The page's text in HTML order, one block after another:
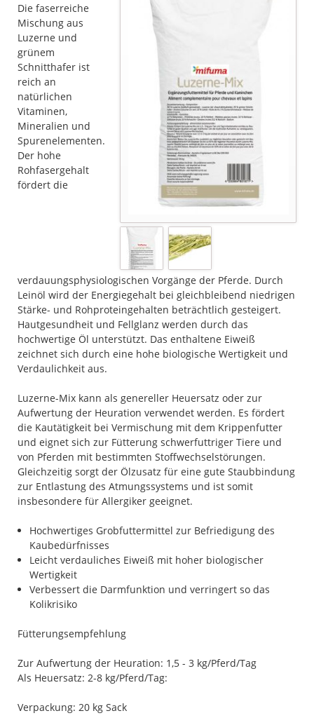
Die faserreiche
Mischung aus
Luzerne und
grünem
Schnitthafer ist
reich an
natürlichen
Vitaminen,
Mineralien und
Spurenelementen.
Der hohe
Rohfasergehalt
fördert die
verdauungsphysiologischen Vorgänge der Pferde. Durch
Leinöl wird der Energiegehalt bei gleichbleibend niedrigen
Stärke- und Rohproteingehalten beträchtlich gesteigert.
Hautgesundheit und Fellglanz werden durch das
hochwertige Öl unterstützt. Das enthaltene Eiweiß
zeichnet sich durch eine hohe biologische Wertigkeit und
Verdaulichkeit aus.
Luzerne-Mix kann als genereller Heuersatz oder zur
Aufwertung der Heuration verwendet werden. Es fördert
die Kautätigkeit bei Vermischung mit dem Krippenfutter
und eignet sich zur Fütterung schwerfuttriger Tiere und
von Pferden mit bestimmten Stoffwechselstörungen.
Gleichzeitig sorgt der Ölzusatz für eine gute Staubbindung
zur Entlastung des Atmungssystems und ist somit
insbesondere für Allergiker geeignet.
Hochwertiges Grobfuttermittel zur Befriedigung des
Kaubedürfnisses
Leicht verdauliches Eiweiß mit hoher biologischer
Wertigkeit
Verbessert die Darmfunktion und verringert so das
Kolikrisiko
Fütterungsempfehlung
Zur Aufwertung der Heuration: 1,5 - 3 kg/Pferd/Tag
Als Heuersatz: 2-8 kg/Pferd/Tag:
Verpackung: 20 kg Sack